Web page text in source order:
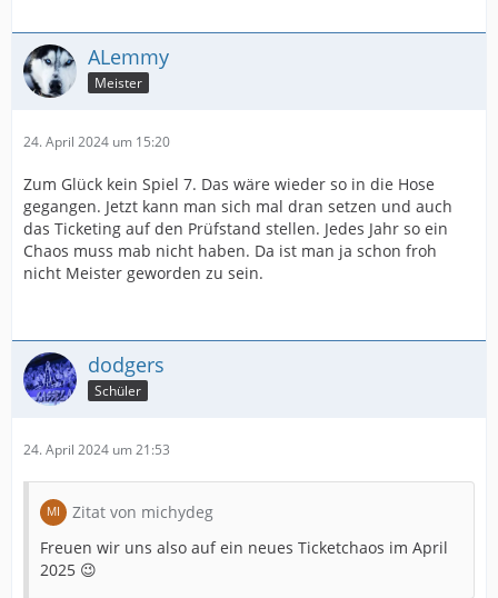
ALemmy
Meister
24. April 2024 um 15:20
Zum Glück kein Spiel 7. Das wäre wieder so in die Hose
gegangen. Jetzt kann man sich mal dran setzen und auch
das Ticketing auf den Prüfstand stellen. Jedes Jahr so ein
Chaos muss mab nicht haben. Da ist man ja schon froh
nicht Meister geworden zu sein.
dodgers
Schüler
24. April 2024 um 21:53
Zitat von michydeg
Freuen wir uns also auf ein neues Ticketchaos im April
2025 😉